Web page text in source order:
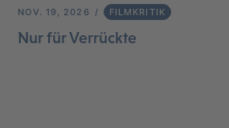
NOV. 19, 2026 FILMKRITIK
Nur für Verrückte